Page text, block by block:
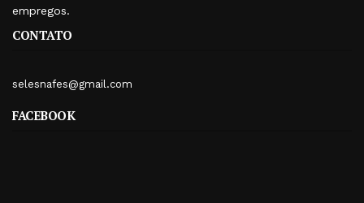
empregos.
CONTATO
selesnafes@gmail.com
FACEBOOK